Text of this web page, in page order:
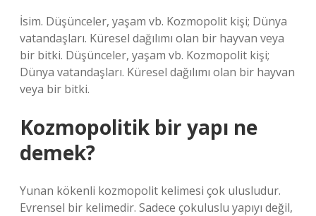
İsim. Düşünceler, yaşam vb. Kozmopolit kişi; Dünya
vatandaşları. Küresel dağılımı olan bir hayvan veya
bir bitki. Düşünceler, yaşam vb. Kozmopolit kişi;
Dünya vatandaşları. Küresel dağılımı olan bir hayvan
veya bir bitki.
Kozmopolitik bir yapı ne
demek?
Yunan kökenli kozmopolit kelimesi çok ulusludur.
Evrensel bir kelimedir. Sadece çokuluslu yapıyı değil,